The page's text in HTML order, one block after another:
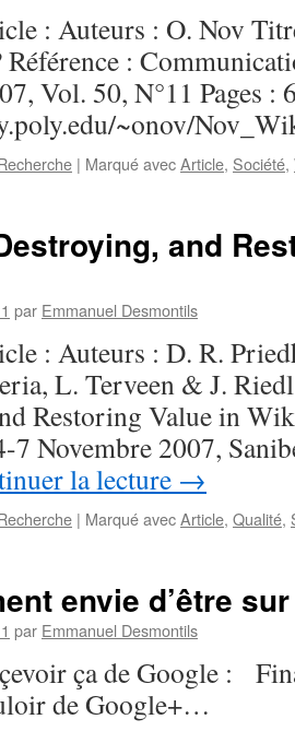
: Auteurs : O. Nov
:
Vol. 50, N°11 Pages :
~onov/
| Marqué avecArticle, Société,
and
par Emmanuel Desmontils
: Auteurs : D. R.
L. Terveen & J.
Restoring Value in
7 Novembre 2007,
la lecture →
| Marqué avecArticle, Qualité,
envie d’être
par Emmanuel Desmontils
ça de Google :
de Google+…